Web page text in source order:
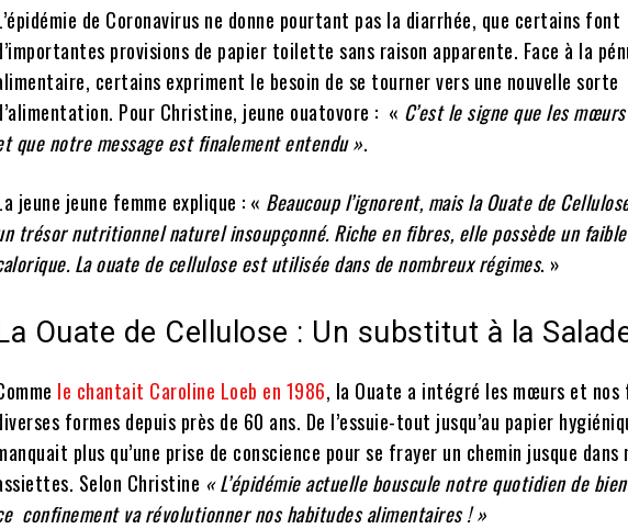
de Coronavirus ne donne pourtant pas la diarrhée, que certains font
provisions de papier toilette sans raison apparente. Face à la
certains expriment le besoin de se tourner vers une nouvelle sorte
Pour Christine, jeune ouatovore : « C’est le signe que les
que notre message est finalement entendu ».
jeune jeune femme explique : « Beaucoup l’ignorent, mais la Ouate de
trésor nutritionnel naturel insoupçonné. Riche en fibres, elle possède un
La ouate de cellulose est utilisée dans de nombreux régimes. »
Ouate de Cellulose : Un substitut à la
le chantait Caroline Loeb en 1986, la Ouate a intégré les mœurs et nos
formes depuis près de 60 ans. De l’essuie-tout jusqu’au papier
plus qu’une prise de conscience pour se frayer un chemin jusque dans
Selon Christine « L’épidémie actuelle bouscule notre quotidien de
confinement va révolutionner nos habitudes alimentaires ! »